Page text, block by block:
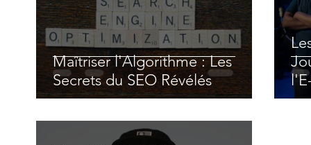
Maîtriser l'Algorithme : Les
Secrets du SEO Révélés